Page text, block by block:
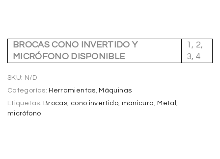
BROCAS CONO INVERTIDO Y
MICRÓFONO DISPONIBLE
1, 2,
3, 4
SKU: N/D
Categorías: Herramientas, Máquinas
Etiquetas: Brocas, cono invertido, manicura , Metal ,
micrófono